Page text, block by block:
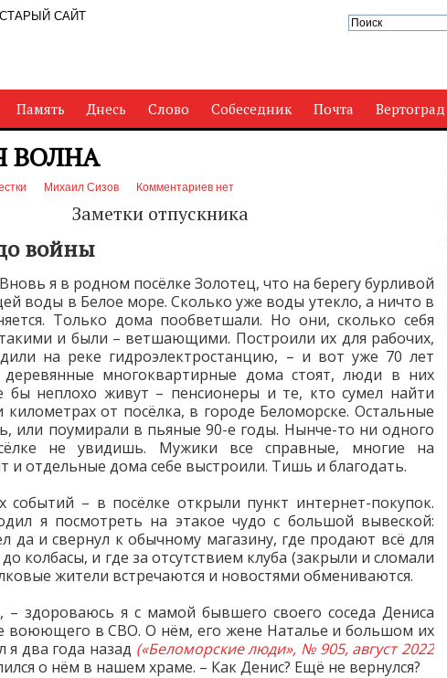
СТАРЫЙ САЙТ
Память Днесь Слово Собеседник Почта Вертоград
ВОЛНА
Михаил Сизов Комментариев нет
Заметки отпускника
войны
я в родном посёлке Золотец, что на берегу бурливой
воды в Белое море. Сколько уже воды утекло, а ничто в
Только дома пообветшали. Но они, сколько себя
и были – ветшающими. Построили их для рабочих,
на реке гидроэлектростанцию, – и вот уже 70 лет
многоквартирные дома стоят, люди в них
бы неплохо живут – пенсионеры и те, кто сумел найти
километрах от посёлка, в городе Беломорске. Остальные
или поумирали в пьяные 90-е годы. Нынче-то ни одного
не увидишь. Мужики все справные, многие на
и отдельные дома себе выстроили. Тишь и благодать.
событий – в посёлке открыли пункт интернет-покупок.
я посмотреть на этакое чудо с большой вывеской:
да и свернул к обычному магазину, где продают всё для
колбасы, и где за отсутствием клуба (закрыли и сломали
жители встречаются и новостями обмениваются.
здороваюсь я с мамой бывшего своего соседа Дениса
воюющего в СВО. О нём, его жене Наталье и большом их
я два года назад («Беломорские люди», № 905, август 2022
о нём в нашем храме. – Как Денис? Ещё не вернулся?